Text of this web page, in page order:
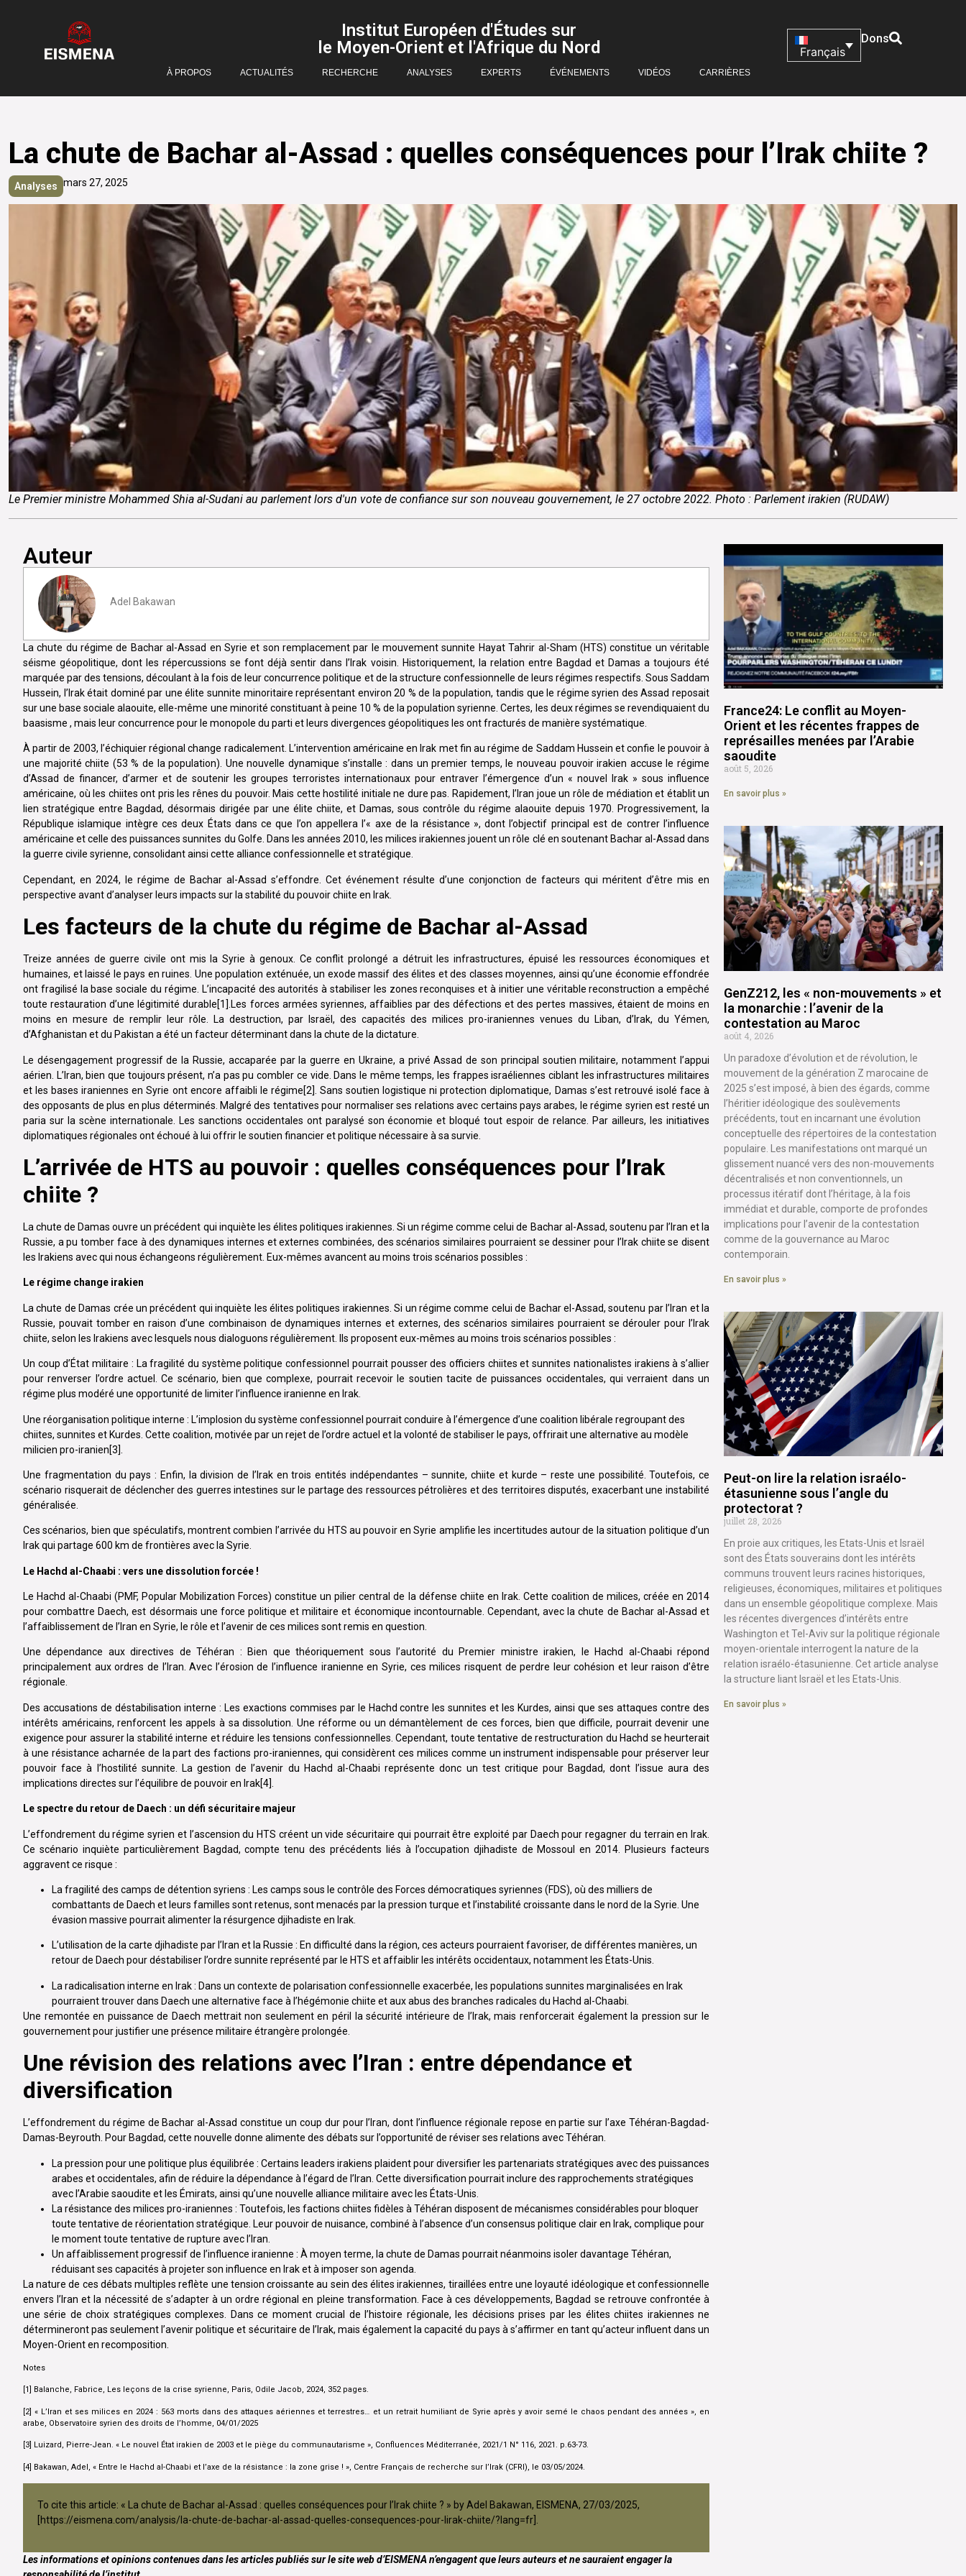
Institut Européen d'Études sur
le Moyen-Orient et l'Afrique du Nord
À PROPOS ACTUALITÉS RECHERCHE ANALYSES EXPERTS ÉVÉNEMENTS VIDÉOS CARRIÈRES
Français
Dons
La chute de Bachar al-Assad : quelles conséquences pour l’Irak chiite ?
Analyses mars 27, 2025
Le Premier ministre Mohammed Shia al-Sudani au parlement lors d'un vote de confiance sur son nouveau gouvernement, le 27 octobre 2022. Photo : Parlement irakien (RUDAW)
Auteur
Adel Bakawan
La chute du régime de Bachar al-Assad en Syrie et son remplacement par le mouvement sunnite Hayat Tahrir al-Sham (HTS) constitue un véritable
séisme géopolitique, dont les répercussions se font déjà sentir dans l’Irak voisin. Historiquement, la relation entre Bagdad et Damas a toujours été
marquée par des tensions, découlant à la fois de leur concurrence politique et de la structure confessionnelle de leurs régimes respectifs. Sous Saddam
Hussein, l’Irak était dominé par une élite sunnite minoritaire représentant environ 20 % de la population, tandis que le régime syrien des Assad reposait
sur une base sociale alaouite, elle-même une minorité constituant à peine 10 % de la population syrienne. Certes, les deux régimes se revendiquaient du
baasisme , mais leur concurrence pour le monopole du parti et leurs divergences géopolitiques les ont fracturés de manière systématique.
À partir de 2003, l’échiquier régional change radicalement. L’intervention américaine en Irak met fin au régime de Saddam Hussein et confie le pouvoir à
une majorité chiite (53 % de la population). Une nouvelle dynamique s’installe : dans un premier temps, le nouveau pouvoir irakien accuse le régime
d’Assad de financer, d’armer et de soutenir les groupes terroristes internationaux pour entraver l’émergence d’un « nouvel Irak » sous influence
américaine, où les chiites ont pris les rênes du pouvoir. Mais cette hostilité initiale ne dure pas. Rapidement, l’Iran joue un rôle de médiation et établit un
lien stratégique entre Bagdad, désormais dirigée par une élite chiite, et Damas, sous contrôle du régime alaouite depuis 1970. Progressivement, la
République islamique intègre ces deux États dans ce que l’on appellera l’« axe de la résistance », dont l’objectif principal est de contrer l’influence
américaine et celle des puissances sunnites du Golfe. Dans les années 2010, les milices irakiennes jouent un rôle clé en soutenant Bachar al-Assad dans
la guerre civile syrienne, consolidant ainsi cette alliance confessionnelle et stratégique.
Cependant, en 2024, le régime de Bachar al-Assad s’effondre. Cet événement résulte d’une conjonction de facteurs qui méritent d’être mis en
perspective avant d’analyser leurs impacts sur la stabilité du pouvoir chiite en Irak.
Les facteurs de la chute du régime de Bachar al-Assad
Treize années de guerre civile ont mis la Syrie à genoux. Ce conflit prolongé a détruit les infrastructures, épuisé les ressources économiques et
humaines, et laissé le pays en ruines. Une population exténuée, un exode massif des élites et des classes moyennes, ainsi qu’une économie effondrée
ont fragilisé la base sociale du régime. L’incapacité des autorités à stabiliser les zones reconquises et à initier une véritable reconstruction a empêché
toute restauration d’une légitimité durable[1].Les forces armées syriennes, affaiblies par des défections et des pertes massives, étaient de moins en
moins en mesure de remplir leur rôle. La destruction, par Israël, des capacités des milices pro-iraniennes venues du Liban, d’Irak, du Yémen,
d’Afghanistan et du Pakistan a été un facteur déterminant dans la chute de la dictature.
Le désengagement progressif de la Russie, accaparée par la guerre en Ukraine, a privé Assad de son principal soutien militaire, notamment l’appui
aérien. L’Iran, bien que toujours présent, n’a pas pu combler ce vide. Dans le même temps, les frappes israéliennes ciblant les infrastructures militaires
et les bases iraniennes en Syrie ont encore affaibli le régime[2]. Sans soutien logistique ni protection diplomatique, Damas s’est retrouvé isolé face à
des opposants de plus en plus déterminés. Malgré des tentatives pour normaliser ses relations avec certains pays arabes, le régime syrien est resté un
paria sur la scène internationale. Les sanctions occidentales ont paralysé son économie et bloqué tout espoir de relance. Par ailleurs, les initiatives
diplomatiques régionales ont échoué à lui offrir le soutien financier et politique nécessaire à sa survie.
L’arrivée de HTS au pouvoir : quelles conséquences pour l’Irak
chiite ?
La chute de Damas ouvre un précédent qui inquiète les élites politiques irakiennes. Si un régime comme celui de Bachar al-Assad, soutenu par l’Iran et la
Russie, a pu tomber face à des dynamiques internes et externes combinées, des scénarios similaires pourraient se dessiner pour l’Irak chiite se disent
les Irakiens avec qui nous échangeons régulièrement. Eux-mêmes avancent au moins trois scénarios possibles :
Le régime change irakien
La chute de Damas crée un précédent qui inquiète les élites politiques irakiennes. Si un régime comme celui de Bachar el-Assad, soutenu par l’Iran et la
Russie, pouvait tomber en raison d’une combinaison de dynamiques internes et externes, des scénarios similaires pourraient se dérouler pour l’Irak
chiite, selon les Irakiens avec lesquels nous dialoguons régulièrement. Ils proposent eux-mêmes au moins trois scénarios possibles :
Un coup d’État militaire : La fragilité du système politique confessionnel pourrait pousser des officiers chiites et sunnites nationalistes irakiens à s’allier
pour renverser l’ordre actuel. Ce scénario, bien que complexe, pourrait recevoir le soutien tacite de puissances occidentales, qui verraient dans un
régime plus modéré une opportunité de limiter l’influence iranienne en Irak.
Une réorganisation politique interne : L’implosion du système confessionnel pourrait conduire à l’émergence d’une coalition libérale regroupant des
chiites, sunnites et Kurdes. Cette coalition, motivée par un rejet de l’ordre actuel et la volonté de stabiliser le pays, offrirait une alternative au modèle
milicien pro-iranien[3].
Une fragmentation du pays : Enfin, la division de l’Irak en trois entités indépendantes – sunnite, chiite et kurde – reste une possibilité. Toutefois, ce
scénario risquerait de déclencher des guerres intestines sur le partage des ressources pétrolières et des territoires disputés, exacerbant une instabilité
généralisée.
Ces scénarios, bien que spéculatifs, montrent combien l’arrivée du HTS au pouvoir en Syrie amplifie les incertitudes autour de la situation politique d’un
Irak qui partage 600 km de frontières avec la Syrie.
Le Hachd al-Chaabi : vers une dissolution forcée !
Le Hachd al-Chaabi (PMF, Popular Mobilization Forces) constitue un pilier central de la défense chiite en Irak. Cette coalition de milices, créée en 2014
pour combattre Daech, est désormais une force politique et militaire et économique incontournable. Cependant, avec la chute de Bachar al-Assad et
l’affaiblissement de l’Iran en Syrie, le rôle et l’avenir de ces milices sont remis en question.
Une dépendance aux directives de Téhéran : Bien que théoriquement sous l’autorité du Premier ministre irakien, le Hachd al-Chaabi répond
principalement aux ordres de l’Iran. Avec l’érosion de l’influence iranienne en Syrie, ces milices risquent de perdre leur cohésion et leur raison d’être
régionale.
Des accusations de déstabilisation interne : Les exactions commises par le Hachd contre les sunnites et les Kurdes, ainsi que ses attaques contre des
intérêts américains, renforcent les appels à sa dissolution. Une réforme ou un démantèlement de ces forces, bien que difficile, pourrait devenir une
exigence pour assurer la stabilité interne et réduire les tensions confessionnelles. Cependant, toute tentative de restructuration du Hachd se heurterait
à une résistance acharnée de la part des factions pro-iraniennes, qui considèrent ces milices comme un instrument indispensable pour préserver leur
pouvoir face à l’hostilité sunnite. La gestion de l’avenir du Hachd al-Chaabi représente donc un test critique pour Bagdad, dont l’issue aura des
implications directes sur l’équilibre de pouvoir en Irak[4].
Le spectre du retour de Daech : un défi sécuritaire majeur
L’effondrement du régime syrien et l’ascension du HTS créent un vide sécuritaire qui pourrait être exploité par Daech pour regagner du terrain en Irak.
Ce scénario inquiète particulièrement Bagdad, compte tenu des précédents liés à l’occupation djihadiste de Mossoul en 2014. Plusieurs facteurs
aggravent ce risque :
La fragilité des camps de détention syriens : Les camps sous le contrôle des Forces démocratiques syriennes (FDS), où des milliers de
combattants de Daech et leurs familles sont retenus, sont menacés par la pression turque et l’instabilité croissante dans le nord de la Syrie. Une
évasion massive pourrait alimenter la résurgence djihadiste en Irak.
L’utilisation de la carte djihadiste par l’Iran et la Russie : En difficulté dans la région, ces acteurs pourraient favoriser, de différentes manières, un
retour de Daech pour déstabiliser l’ordre sunnite représenté par le HTS et affaiblir les intérêts occidentaux, notamment les États-Unis.
La radicalisation interne en Irak : Dans un contexte de polarisation confessionnelle exacerbée, les populations sunnites marginalisées en Irak
pourraient trouver dans Daech une alternative face à l’hégémonie chiite et aux abus des branches radicales du Hachd al-Chaabi.
Une remontée en puissance de Daech mettrait non seulement en péril la sécurité intérieure de l’Irak, mais renforcerait également la pression sur le
gouvernement pour justifier une présence militaire étrangère prolongée.
Une révision des relations avec l’Iran : entre dépendance et
diversification
L’effondrement du régime de Bachar al-Assad constitue un coup dur pour l’Iran, dont l’influence régionale repose en partie sur l’axe Téhéran-Bagdad-
Damas-Beyrouth. Pour Bagdad, cette nouvelle donne alimente des débats sur l’opportunité de réviser ses relations avec Téhéran.
La pression pour une politique plus équilibrée : Certains leaders irakiens plaident pour diversifier les partenariats stratégiques avec des puissances
arabes et occidentales, afin de réduire la dépendance à l’égard de l’Iran. Cette diversification pourrait inclure des rapprochements stratégiques
avec l’Arabie saoudite et les Émirats, ainsi qu’une nouvelle alliance militaire avec les États-Unis.
La résistance des milices pro-iraniennes : Toutefois, les factions chiites fidèles à Téhéran disposent de mécanismes considérables pour bloquer
toute tentative de réorientation stratégique. Leur pouvoir de nuisance, combiné à l’absence d’un consensus politique clair en Irak, complique pour
le moment toute tentative de rupture avec l’Iran.
Un affaiblissement progressif de l’influence iranienne : À moyen terme, la chute de Damas pourrait néanmoins isoler davantage Téhéran,
réduisant ses capacités à projeter son influence en Irak et à imposer son agenda.
La nature de ces débats multiples reflète une tension croissante au sein des élites irakiennes, tiraillées entre une loyauté idéologique et confessionnelle
envers l’Iran et la nécessité de s’adapter à un ordre régional en pleine transformation. Face à ces développements, Bagdad se retrouve confrontée à
une série de choix stratégiques complexes. Dans ce moment crucial de l’histoire régionale, les décisions prises par les élites chiites irakiennes ne
détermineront pas seulement l’avenir politique et sécuritaire de l’Irak, mais également la capacité du pays à s’affirmer en tant qu’acteur influent dans un
Moyen-Orient en recomposition.
Notes
[1] Balanche, Fabrice, Les leçons de la crise syrienne, Paris, Odile Jacob, 2024, 352 pages.
[2] « L’Iran et ses milices en 2024 : 563 morts dans des attaques aériennes et terrestres… et un retrait humiliant de Syrie après y avoir semé le chaos pendant des années », en
arabe, Observatoire syrien des droits de l’homme, 04/01/2025
[3] Luizard, Pierre-Jean. « Le nouvel État irakien de 2003 et le piège du communautarisme », Confluences Méditerranée, 2021/1 N° 116, 2021. p.63-73.
[4] Bakawan, Adel, « Entre le Hachd al-Chaabi et l’axe de la résistance : la zone grise ! », Centre Français de recherche sur l’Irak (CFRI), le 03/05/2024.
To cite this article: « La chute de Bachar al-Assad : quelles conséquences pour l’Irak chiite ? » by Adel Bakawan, EISMENA, 27/03/2025,
https://eismena.com/analysis/la-chute-de-bachar-al-assad-quelles-consequences-pour-lirak-chiite/?lang=fr
Les informations et opinions contenues dans les articles publiés sur le site web d’EISMENA n’engagent que leurs auteurs et ne sauraient engager la
France24: Le conflit au Moyen-
Orient et les récentes frappes de
représailles menées par l’Arabie
saoudite
août 5, 2026
En savoir plus »
GenZ212, les « non-mouvements » et
la monarchie : l’avenir de la
contestation au Maroc
août 4, 2026
Un paradoxe d’évolution et de révolution, le
mouvement de la génération Z marocaine de
2025 s’est imposé, à bien des égards, comme
l’héritier idéologique des soulèvements
précédents, tout en incarnant une évolution
conceptuelle des répertoires de la contestation
populaire. Les manifestations ont marqué un
glissement nuancé vers des non-mouvements
décentralisés et non conventionnels, un
processus itératif dont l’héritage, à la fois
immédiat et durable, comporte de profondes
implications pour l’avenir de la contestation
comme de la gouvernance au Maroc
contemporain.
En savoir plus »
Peut-on lire la relation israélo-
étasunienne sous l’angle du
protectorat ?
juillet 28, 2026
En proie aux critiques, les Etats-Unis et Israël
sont des États souverains dont les intérêts
communs trouvent leurs racines historiques,
religieuses, économiques, militaires et politiques
dans un ensemble géopolitique complexe. Mais
les récentes divergences d’intérêts entre
Washington et Tel-Aviv sur la politique régionale
moyen-orientale interrogent la nature de la
relation israélo-étasunienne. Cet article analyse
la structure liant Israël et les Etats-Unis.
En savoir plus »